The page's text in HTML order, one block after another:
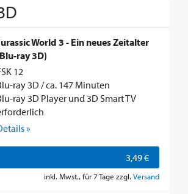
World 3 - Ein neues Zeitalter
ray 3D)
12
ray 3D / ca. 147 Minuten
ray 3D Player und 3D Smart TV
»
3,49 €
inkl. Mwst., für 7 Tage zzgl. Versand